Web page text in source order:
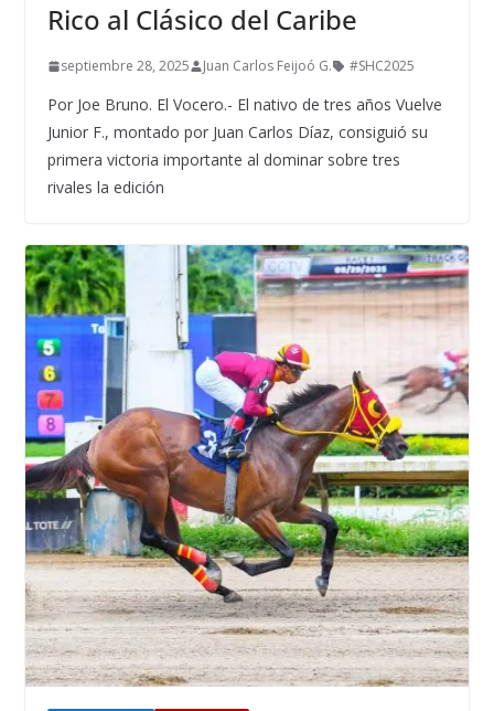
Rico al Clásico del Caribe
septiembre 28, 2025 Juan Carlos Feijoó G. #SHC2025
Por Joe Bruno. El Vocero.- El nativo de tres años Vuelve
Junior F., montado por Juan Carlos Díaz, consiguió su
primera victoria importante al dominar sobre tres
rivales la edición